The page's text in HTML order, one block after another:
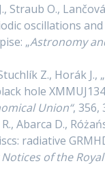
Straub O.,
oscillations
„Astronomy
Z., Horák
hole
Union“, 356,
Abarca D.,
radiative
of the